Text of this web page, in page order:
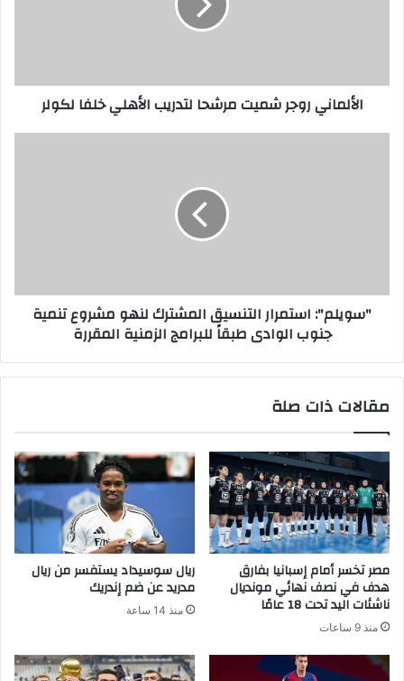
الألماني روجر شميت مرشحا لتدريب الأهلي خلفا لكولر
"سويلم": استمرار التنسيق المشترك لنهو مشروع تنمية
جنوب الوادى طبقاً للبرامج الزمنية المقررة
مقالات ذات صلة
مصر تخسر أمام إسبانيا بفارق
هدف في نصف نهائي مونديال
ناشئات اليد تحت 18 عامًا
منذ 9 ساعات
ريال سوسيداد يستفسر من ريال
مدريد عن ضم إندريك
منذ 14 ساعة